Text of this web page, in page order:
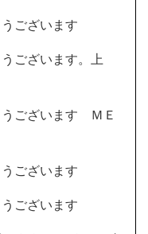
うございます
ございます。上
うございます ＭＥ
ございます
ございます